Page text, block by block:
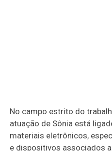
No campo estrito do
atuação de Sônia está
materiais eletrônicos,
e dispositivos associados